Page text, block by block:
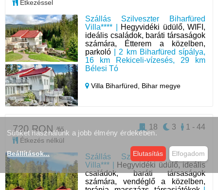
Szállás Szilveszter Biharfüred
Villa**** |
Hegyvidéki üdülő, WIFI,
ideális családok, baráti társaságok
számára, Étterem a közelben,
parkoló | 2 km Biharfüred sípálya,
16 km Rekiceli-vízesés, 29 km
Bélesi Tó
Villa Biharfüred, Bihar megye
Étkezéssel
Szállás Szilveszter Biharfüred
Villa*** |
Hegyvidéki üdülő, ideális
családok, baráti társaságok
számára, vendéglő a közelben,
720 RON/fő
Étkezés nélkül
1 - 44
3
18
Sütiket használunk a jobb élmény érdekében.
Beállítások... Elutasítás Elfogadom